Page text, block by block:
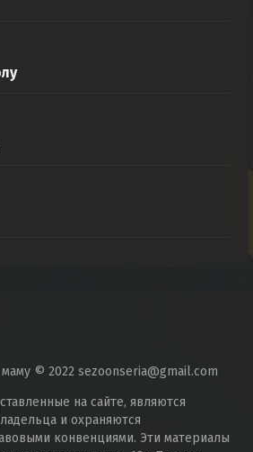
© 2022 sezoonseria@gmail.com
на сайте, являются
и охраняются
конвенциями. Эти материалы